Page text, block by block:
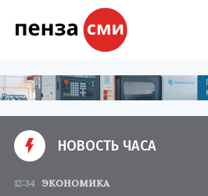
НОВОСТЬ ЧАСА
12:34 ЭКОНОМИКА